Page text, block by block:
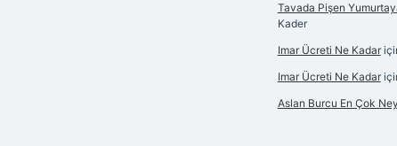
Tavada Pişen
Kader
Imar Ücreti Ne Kadar
Imar Ücreti Ne Kadar
Aslan Burcu En Çok